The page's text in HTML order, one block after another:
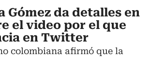
Gómez da detalles en
el video por el que
en Twitter
colombiana afirmó que la